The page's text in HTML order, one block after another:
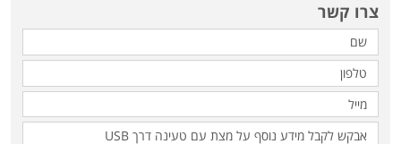
צרו קשר